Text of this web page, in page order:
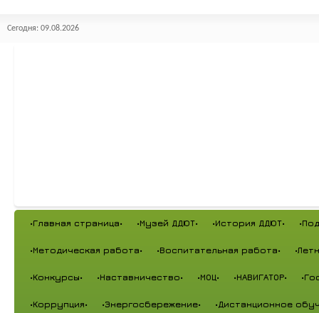
Сегодня: 09.08.2026
•Главная страница• •Музей ДДЮТ• •История ДДЮТ•
•Методическая работа• •Воспитательная работа•
•Конкурсы• •Наставничество• •МОЦ• •НАВИГАТОР•
•Коррупция• •Энергосбережение• •Дистанционное